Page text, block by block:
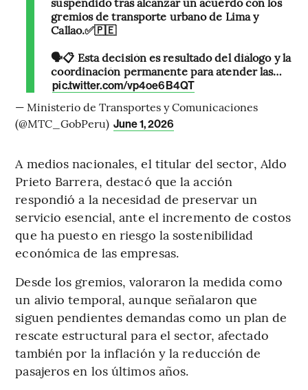
gremios de transporte urbano de Lima y
Callao.✅🇵🇪
🗣️📋 Esta decisión es resultado del diálogo y la
coordinación permanente para atender las…
pic.twitter.com/vp4oe6B4QT
— Ministerio de Transportes y Comunicaciones
(@MTC_GobPeru) June 1, 2026
A medios nacionales, el titular del sector, Aldo
Prieto Barrera, destacó que la acción
respondió a la necesidad de preservar un
servicio esencial, ante el incremento de costos
que ha puesto en riesgo la sostenibilidad
económica de las empresas.
Desde los gremios, valoraron la medida como
un alivio temporal, aunque señalaron que
siguen pendientes demandas como un plan de
rescate estructural para el sector, afectado
también por la inflación y la reducción de
pasajeros en los últimos años.